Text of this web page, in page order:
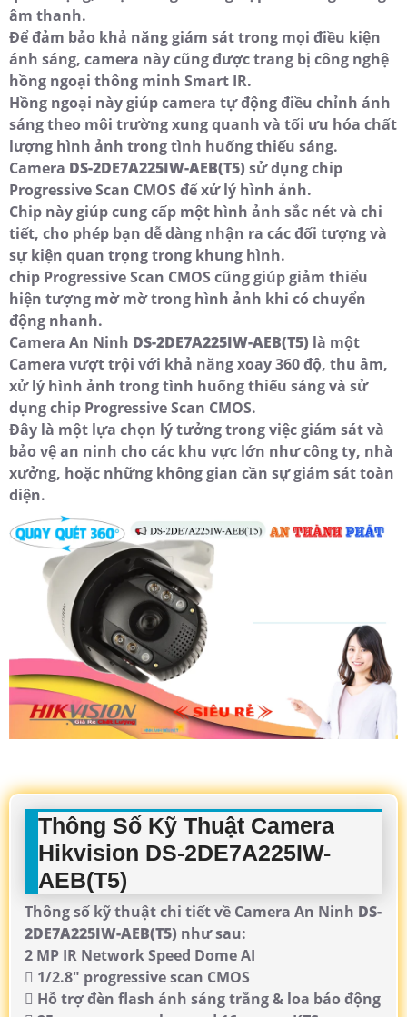
âm thanh.
Để đảm bảo khả năng giám sát trong mọi điều kiện
ánh sáng, camera này cũng được trang bị công nghệ
hồng ngoại thông minh Smart IR.
Hồng ngoại này giúp camera tự động điều chỉnh ánh
sáng theo môi trường xung quanh và tối ưu hóa chất
lượng hình ảnh trong tình huống thiếu sáng.
Camera DS-2DE7A225IW-AEB(T5) sử dụng chip
Progressive Scan CMOS để xử lý hình ảnh.
Chip này giúp cung cấp một hình ảnh sắc nét và chi
tiết, cho phép bạn dễ dàng nhận ra các đối tượng và
sự kiện quan trọng trong khung hình.
chip Progressive Scan CMOS cũng giúp giảm thiểu
hiện tượng mờ mờ trong hình ảnh khi có chuyển
động nhanh.
Camera An Ninh DS-2DE7A225IW-AEB(T5) là một
Camera vượt trội với khả năng xoay 360 độ, thu âm,
xử lý hình ảnh trong tình huống thiếu sáng và sử
dụng chip Progressive Scan CMOS.
Đây là một lựa chọn lý tưởng trong việc giám sát và
bảo vệ an ninh cho các khu vực lớn như công ty, nhà
xưởng, hoặc những không gian cần sự giám sát toàn
diện.
Thông Số Kỹ Thuật Camera
Hikvision DS-2DE7A225IW-
AEB(T5)
Thông số kỹ thuật chi tiết về Camera An Ninh DS-
2DE7A225IW-AEB(T5) như sau:
2 MP IR Network Speed Dome AI
 1/2.8" progressive scan CMOS
 Hỗ trợ đèn flash ánh sáng trắng & loa báo động